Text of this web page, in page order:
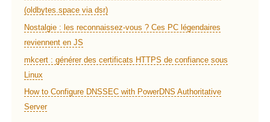
(oldbytes.space via dsr)
Nostalgie : les reconnaissez-vous ? Ces PC légendaires
reviennent en JS
mkcert : générer des certificats HTTPS de confiance sous
Linux
How to Configure DNSSEC with PowerDNS Authoritative
Server